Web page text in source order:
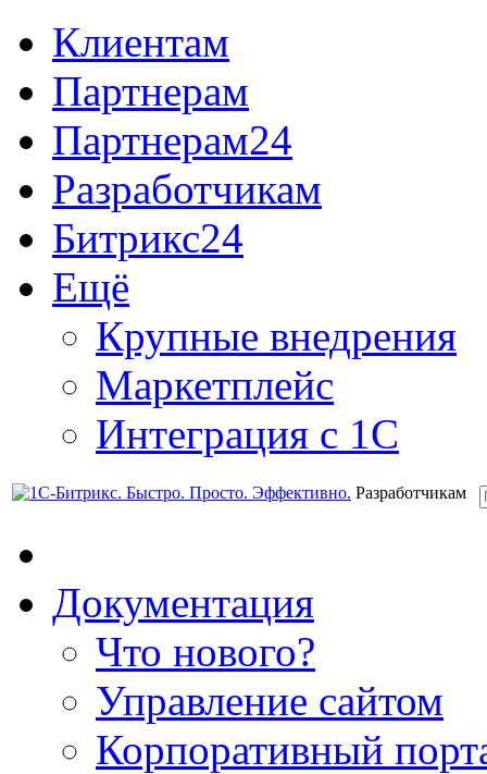
Клиентам
Партнерам
Партнерам24
Разработчикам
Битрикс24
Ещё
Крупные внедрения
Маркетплейс
Интеграция с 1С
Разработчикам
Документация
Что нового?
Управление сайтом
Корпоративный